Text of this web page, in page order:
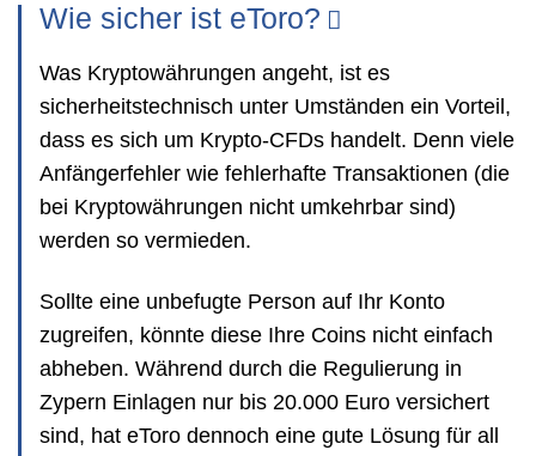
Wie sicher ist eToro?
Was Kryptowährungen angeht, ist es
sicherheitstechnisch unter Umständen ein Vorteil,
dass es sich um Krypto-CFDs handelt. Denn viele
Anfängerfehler wie fehlerhafte Transaktionen (die
bei Kryptowährungen nicht umkehrbar sind)
werden so vermieden.
Sollte eine unbefugte Person auf Ihr Konto
zugreifen, könnte diese Ihre Coins nicht einfach
abheben. Während durch die Regulierung in
Zypern Einlagen nur bis 20.000 Euro versichert
sind, hat eToro dennoch eine gute Lösung für all